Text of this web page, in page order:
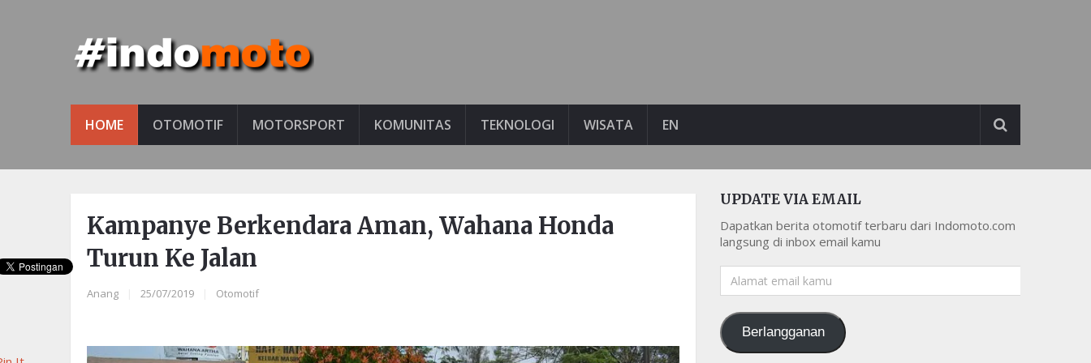
HOME OTOMOTIF MOTORSPORT KOMUNITAS TEKNOLOGI WISATA EN
Kampanye Berkendara Aman, Wahana Honda
Turun Ke Jalan
Anang 25/07/2019 Otomotif
UPDATE VIA EMAIL
Dapatkan berita otomotif terbaru dari Indomoto.com
langsung di inbox email kamu
Alamat
email
Berlangganan